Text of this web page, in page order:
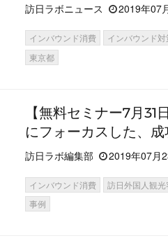
訪日ラボニュース 2019年07
インバウンド消費 インバウンド対
東京都
【無料セミナー7月
にフォーカスした、
訪日ラボ編集部 2019年07月
インバウンド消費 訪日外国人観光
事例